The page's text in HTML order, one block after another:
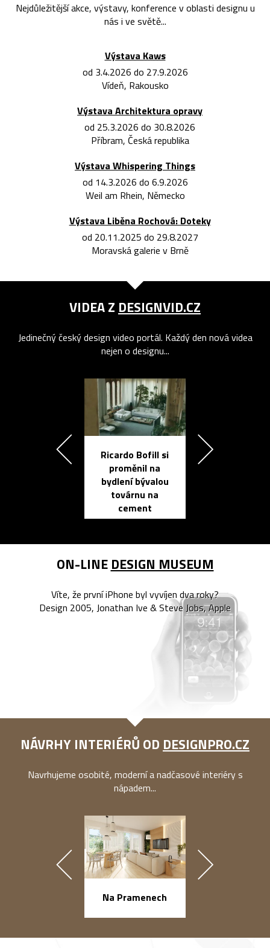
Nejdůležitější akce, výstavy, konference v oblasti designu u
nás i ve světě...
Výstava Kaws
od 3.4.2026 do 27.9.2026
Vídeň, Rakousko
Výstava Architektura opravy
od 25.3.2026 do 30.8.2026
Příbram, Česká republika
Výstava Whispering Things
od 14.3.2026 do 6.9.2026
Weil am Rhein, Německo
Výstava Liběna Rochová: Doteky
od 20.11.2025 do 29.8.2027
Moravská galerie v Brně
VIDEA Z DESIGNVID.CZ
Jedinečný český design video portál. Každý den nová videa
nejen o designu...
Ricardo Bofill si
proměnil na
bydlení bývalou
továrnu na
cement
ON-LINE DESIGN MUSEUM
Víte, že první iPhone byl vyvíjen dva roky?
Design 2005, Jonathan Ive & Steve Jobs, Apple
NÁVRHY INTERIÉRŮ OD DESIGNPRO.CZ
Navrhujeme osobité, moderní a nadčasové interiéry s
nápadem...
Na Pramenech